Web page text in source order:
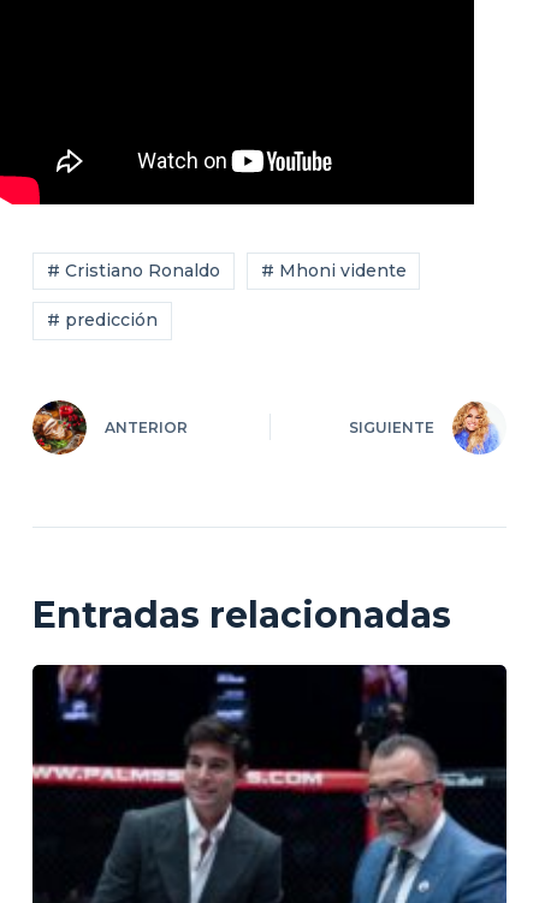
# Cristiano Ronaldo # Mhoni vidente
# predicción
ANTERIOR SIGUIENTE
Entradas relacionadas